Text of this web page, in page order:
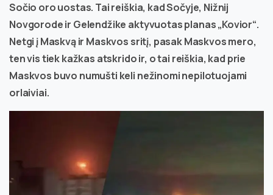
Sočio oro uostas. Tai reiškia, kad Sočyje, Nižnij
Novgorode ir Gelendžike aktyvuotas planas „Kovior“.
Netgi į Maskvą ir Maskvos sritį, pasak Maskvos mero,
ten vis tiek kažkas atskrido ir, o tai reiškia, kad prie
Maskvos buvo numušti keli nežinomi nepilotuojami
orlaiviai.